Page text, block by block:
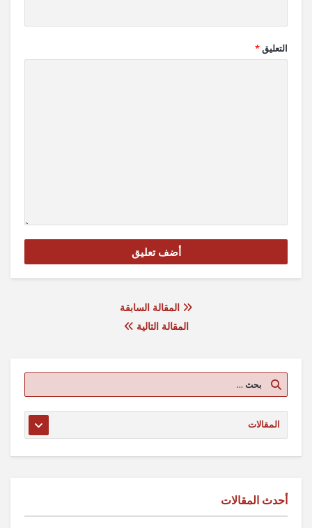
التعليق*
المقالة السابقة
المقالة التالية
أحدث المقالات